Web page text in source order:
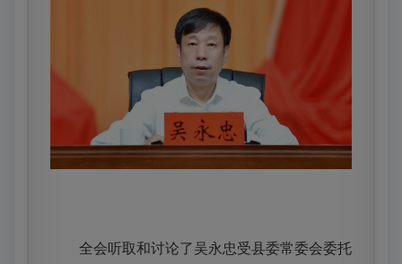
全会听取和讨论了吴永忠受县委常委会委托